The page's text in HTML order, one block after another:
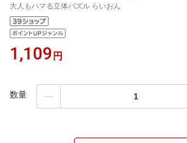
大人もハマる立体パズル らいおん
1,109 円
数量